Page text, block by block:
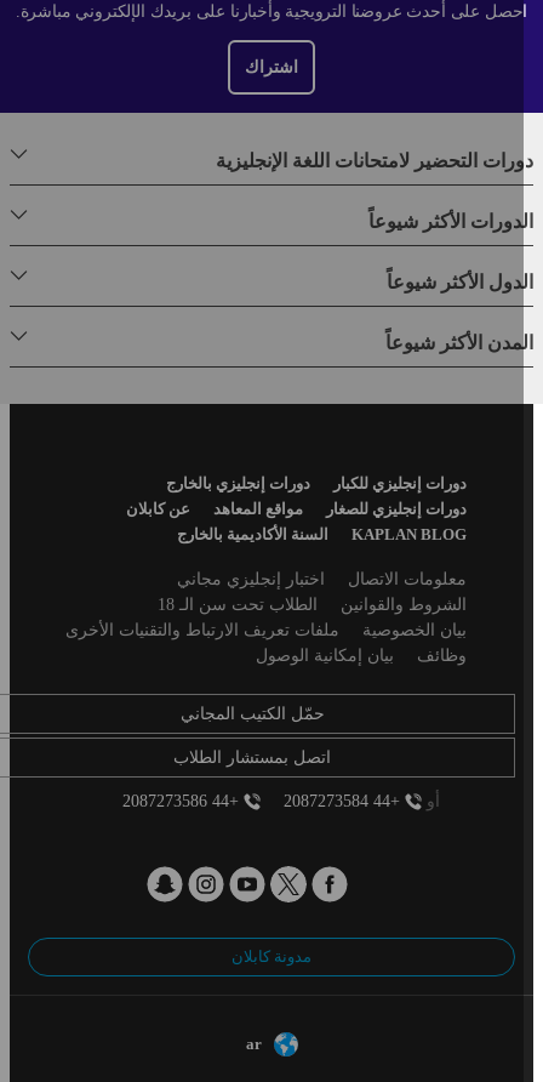
على أحدث عروضنا الترويجية وأخبارنا على بريدك الإلكتروني مباشرة.
اشتراك
التحضير لامتحانات اللغة الإنجليزية
الأكثر شيوعاً
الأكثر شيوعاً
الأكثر شيوعاً
دورات إنجليزي للكبار
دورات إنجليزي بالخارج
دورات إنجليزي للصغار
مواقع المعاهد
عن كابلان
KAPLAN BLOG
السنة الأكاديمية بالخارج
Secondaryمعلومات الاتصال
اختبار إنجليزي مجاني
الشروط والقوانين
الطلاب تحت سن الـ 18
بيان الخصوصية
ملفات تعريف الارتباط والتقنيات الأخرى
وظائف
بيان إمكانية الوصول
حمّل الكتيب المجاني
اتصل بمستشار الطلاب
+44 2087273584
+44 2087273586
مدونة كابلان
ar